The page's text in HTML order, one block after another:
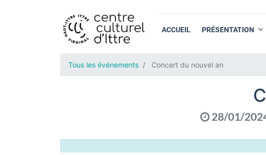
ACCUEIL PRÉSENTATION
Tous les événements Concert du nouvel an
28/01/